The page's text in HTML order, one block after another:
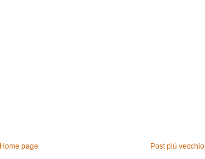
Post più vecchio
Home page